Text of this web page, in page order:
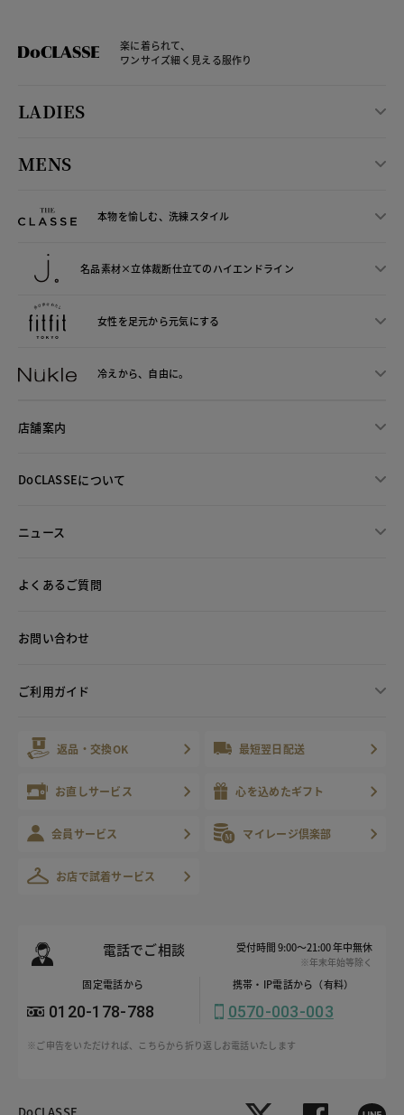
楽に着られて、
ワンサイズ細く見える服作り
LADIES
MENS
本物を愉しむ、洗練スタイル
名品素材×立体裁断仕立てのハイエンドライン
女性を足元から元気にする
冷えから、 自由に。
店舗案内
DoCLASSEについて
ニュース
よくあるご質問
お問い合わせ
ご利用ガイド
返品・交換OK 最短翌日配送
お直しサービス 心を込めたギフト
会員サービス マイレージ倶楽部
お店で試着サービス
電話でご相談 受付時間 9:00～21:00 年中無休
※年末年始等除く
固定電話から
0120-178-788
携帯・IP電話から（有料）
0570-003-003
※ご申告をいただければ、こちらから折り返しお電話いたします
DoCLASSE